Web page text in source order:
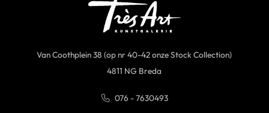
Van Coothplein 38 (op nr 40-42 onze Stock Collection)
4811 NG Breda
076 - 7630493